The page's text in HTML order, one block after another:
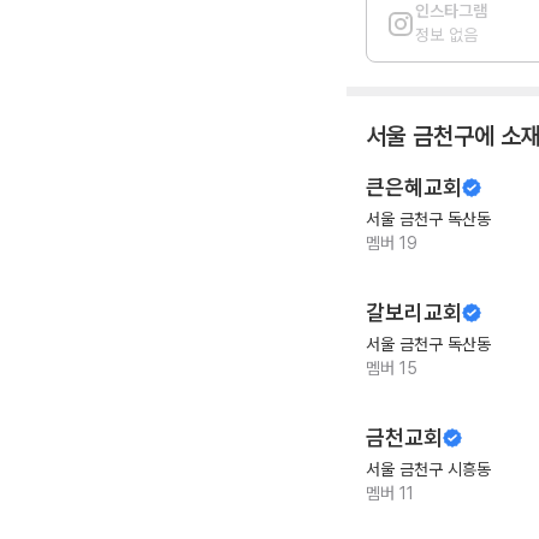
인스타그램
정보 없음
서울 금천구에 소
큰은혜교회
서울 금천구 독산동
멤버 19
갈보리교회
서울 금천구 독산동
멤버 15
금천교회
서울 금천구 시흥동
멤버 11